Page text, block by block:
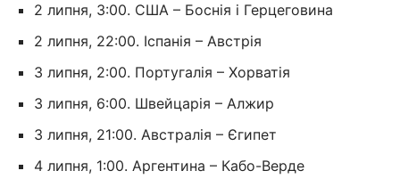
2 липня, 3:00. США – Боснія і Герцеговина
2 липня, 22:00. Іспанія – Австрія
3 липня, 2:00. Португалія – Хорватія
3 липня, 6:00. Швейцарія – Алжир
3 липня, 21:00. Австралія – Єгипет
4 липня, 1:00. Аргентина – Кабо-Верде